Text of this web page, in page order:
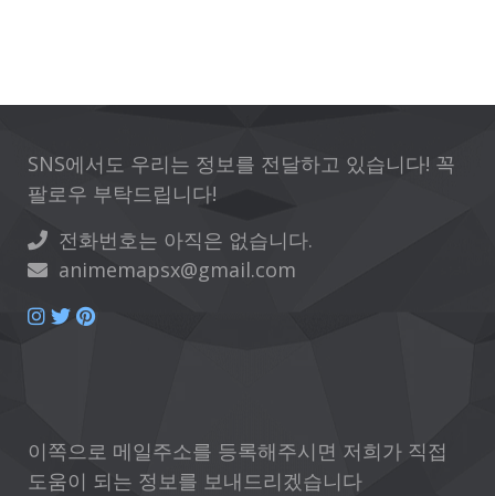
SNS에서도 우리는 정보를 전달하고 있습니다! 꼭
팔로우 부탁드립니다!
전화번호는 아직은 없습니다.
animemapsx@gmail.com
이쪽으로 메일주소를 등록해주시면 저희가 직접
도움이 되는 정보를 보내드리겠습니다